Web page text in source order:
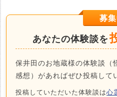
募
あなたの体験談を
保井田のお地蔵様の体験談（
感想）があればぜひ投稿して
投稿していただいた体験談は心